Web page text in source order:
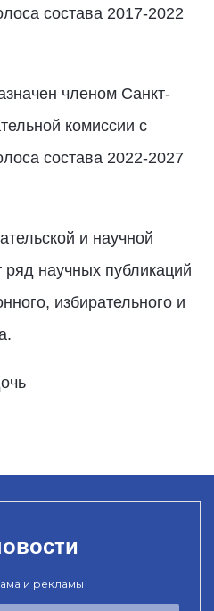
состава 2017-2022
членом Санкт-
комиссии с
состава 2022-2027
и научной
научных публикаций
избирательного и
и рекламы